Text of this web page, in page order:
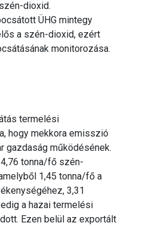
dioxid.
ÜHG mintegy
a szén-dioxid, ezért
monitorozása.
termelési
hogy mekkora emisszió
gazdaság működésének.
tonna/fő szén-
1,45 tonna/fő a
3,31
a hazai termelési
Ezen belül az exportált